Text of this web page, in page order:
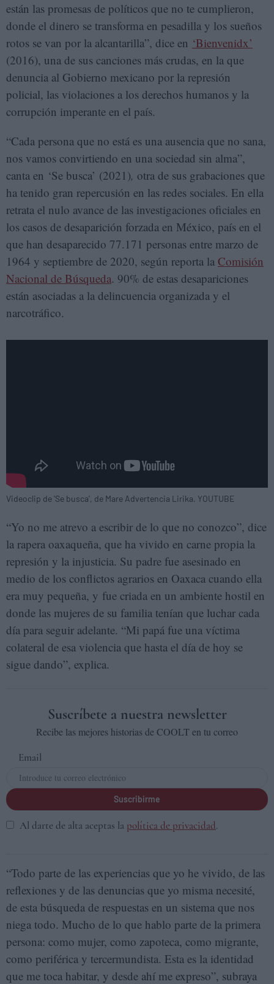
están las promesas de políticos que no te cumplieron,
donde el dinero se transforma en pesadilla y los sueños
rotos se van por la alcantarilla”, dice en ‘Bienvenidx’
(2016), una de sus canciones más crudas, en la que
denuncia al Gobierno mexicano por la represión
policial, las violaciones a los derechos humanos y la
corrupción imperante en el país.
“Cada persona que no está es una ausencia que no sana,
nos vamos convirtiendo en una sociedad sin alma”,
canta en ‘Se busca’ (2021), otra de sus grabaciones que
ha tenido gran repercusión en las redes sociales. En ella
retrata el nulo avance de las investigaciones oficiales en
los casos de desaparición forzada en México, país en el
que han desaparecido 77.171 personas entre marzo de
1964 y septiembre de 2020, según reporta la Comisión
Nacional de Búsqueda. 90% de estas desapariciones
están asociadas a la delincuencia organizada y el
narcotráfico.
Videoclip de 'Se busca', de Mare Advertencia Lirika. YOUTUBE
“Yo no me atrevo a escribir de lo que no conozco”, dice
la rapera oaxaqueña, que ha vivido en carne propia la
represión y la injusticia. Su padre fue asesinado en
medio de los conflictos agrarios en Oaxaca cuando ella
era muy pequeña, y fue criada en un ambiente hostil en
donde las mujeres de su familia tenían que luchar cada
día para seguir adelante. “Mi papá fue una víctima
colateral de esa violencia que hasta el día de hoy se
sigue dando”, explica.
Suscríbete a nuestra newsletter
Recibe las mejores historias de COOLT en tu correo
Email
Suscribirme
Al darte de alta aceptas la política de privacidad.
“Todo parte de las experiencias que yo he vivido, de las
reflexiones y de las denuncias que yo misma necesité,
de esta búsqueda de respuestas en un sistema que nos
niega todo. Mucho de lo que hablo parte de la primera
persona: como mujer, como zapoteca, como migrante,
como periférica y tercermundista. Esta es la identidad
que me toca habitar, y desde ahí me expreso”, subraya